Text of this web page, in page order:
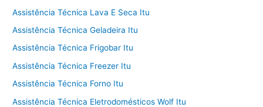
Assistência Técnica Lava E Seca Itu
Assistência Técnica Geladeira Itu
Assistência Técnica Frigobar Itu
Assistência Técnica Freezer Itu
Assistência Técnica Forno Itu
Assistência Técnica Eletrodomésticos Wolf Itu